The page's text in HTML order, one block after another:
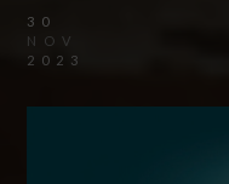
30
NOV
2023